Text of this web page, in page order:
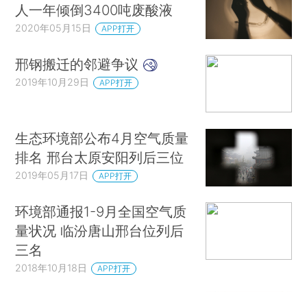
人一年倾倒3400吨废酸液
2020年05月15日 APP打开
邢钢搬迁的邻避争议
2019年10月29日 APP打开
生态环境部公布4月空气质量
排名 邢台太原安阳列后三位
2019年05月17日 APP打开
环境部通报1-9月全国空气质
量状况 临汾唐山邢台位列后
三名
2018年10月18日 APP打开